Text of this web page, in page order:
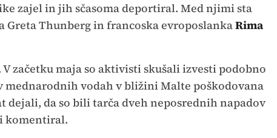
zajel in jih sčasoma deportiral. Med njimi sta
Thunberg in francoska evroposlankaRima
začetku maja so aktivisti skušali izvesti podobno
vodah v bližini Malte poškodovana
da so bili tarča dveh neposrednih napadov
komentiral.